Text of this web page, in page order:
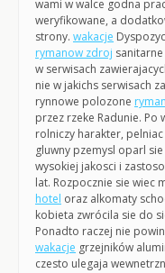
wami w walce godna
weryfikowane, a
strony. wakacje
rymanow zdroj
w serwisach
nie w jakichs serwisach
rynnowe polozone
przez rzeke Radunie.
rolniczy harakter,
gluwny pzemysl oparl
wysokiej jakosci i
lat. Rozpocznie sie wiec
hotel oraz alkomaty
kobieta zwrócila sie do
Ponadto raczej nie
wakacje grzejników
czesto ulegaja